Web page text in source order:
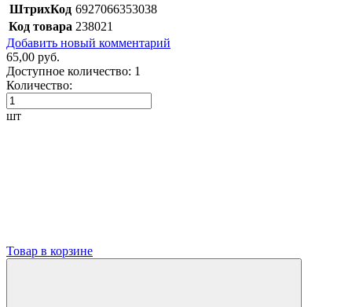
ШтрихКод 6927066353038
Код товара 238021
Добавить новый комментарий
65,00 руб.
Доступное количество: 1
Количество:
шт
Товар в корзине